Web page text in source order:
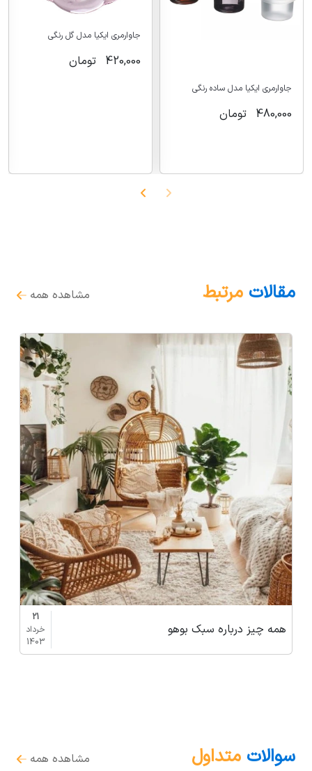
جاوارمری ایکیا مدل ساده رنگی
480,000 تومان
جاوارمری ایکیا مدل گل رنگی
420,000 تومان
مقالات مرتبط مشاهده همه
همه چیز درباره سبک بوهو
21
خرداد
1403
سوالات متداول مشاهده همه